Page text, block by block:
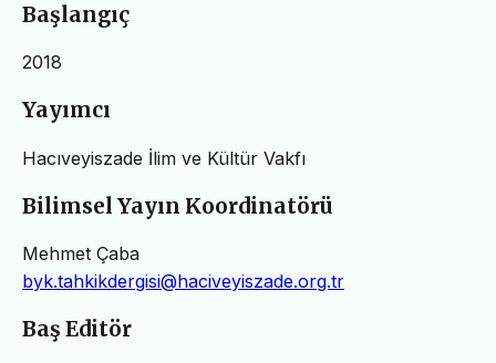
Başlangıç
2018
Yayımcı
Hacıveyiszade İlim ve Kültür Vakfı
Bilimsel Yayın Koordinatörü
Mehmet Çaba
byk.tahkikdergisi@haciveyiszade.org.tr
Baş Editör